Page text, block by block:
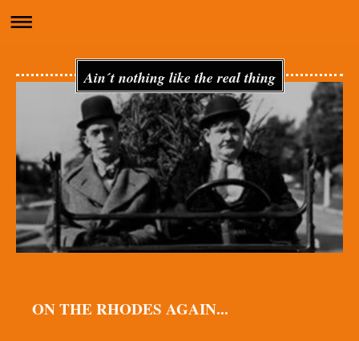
Ain´t nothing like the real thing
ON THE RHODES AGAIN...